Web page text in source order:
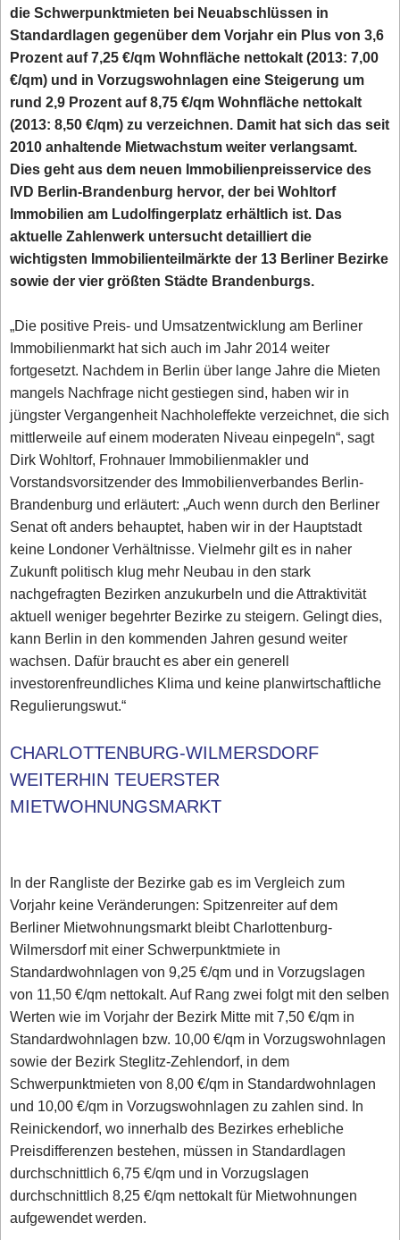
die Schwerpunktmieten bei Neuabschlüssen in
Standardlagen gegenüber dem Vorjahr ein Plus von 3,6
Prozent auf 7,25 €/qm Wohnfläche nettokalt (2013: 7,00
€/qm) und in Vorzugswohnlagen eine Steigerung um
rund 2,9 Prozent auf 8,75 €/qm Wohnfläche nettokalt
(2013: 8,50 €/qm) zu verzeichnen. Damit hat sich das seit
2010 anhaltende Mietwachstum weiter verlangsamt.
Dies geht aus dem neuen Immobilienpreisservice des
IVD Berlin-Brandenburg hervor, der bei Wohltorf
Immobilien am Ludolfingerplatz erhältlich ist. Das
aktuelle Zahlenwerk untersucht detailliert die
wichtigsten Immobilienteilmärkte der 13 Berliner Bezirke
sowie der vier größten Städte Brandenburgs.
„Die positive Preis- und Umsatzentwicklung am Berliner
Immobilienmarkt hat sich auch im Jahr 2014 weiter
fortgesetzt. Nachdem in Berlin über lange Jahre die Mieten
mangels Nachfrage nicht gestiegen sind, haben wir in
jüngster Vergangenheit Nachholeffekte verzeichnet, die sich
mittlerweile auf einem moderaten Niveau einpegeln“, sagt
Dirk Wohltorf, Frohnauer Immobilienmakler und
Vorstandsvorsitzender des Immobilienverbandes Berlin-
Brandenburg und erläutert: „Auch wenn durch den Berliner
Senat oft anders behauptet, haben wir in der Hauptstadt
keine Londoner Verhältnisse. Vielmehr gilt es in naher
Zukunft politisch klug mehr Neubau in den stark
nachgefragten Bezirken anzukurbeln und die Attraktivität
aktuell weniger begehrter Bezirke zu steigern. Gelingt dies,
kann Berlin in den kommenden Jahren gesund weiter
wachsen. Dafür braucht es aber ein generell
investorenfreundliches Klima und keine planwirtschaftliche
Regulierungswut.“
CHARLOTTENBURG-WILMERSDORF
WEITERHIN TEUERSTER
MIETWOHNUNGSMARKT
In der Rangliste der Bezirke gab es im Vergleich zum
Vorjahr keine Veränderungen: Spitzenreiter auf dem
Berliner Mietwohnungsmarkt bleibt Charlottenburg-
Wilmersdorf mit einer Schwerpunktmiete in
Standardwohnlagen von 9,25 €/qm und in Vorzugslagen
von 11,50 €/qm nettokalt. Auf Rang zwei folgt mit den selben
Werten wie im Vorjahr der Bezirk Mitte mit 7,50 €/qm in
Standardwohnlagen bzw. 10,00 €/qm in Vorzugswohnlagen
sowie der Bezirk Steglitz-Zehlendorf, in dem
Schwerpunktmieten von 8,00 €/qm in Standardwohnlagen
und 10,00 €/qm in Vorzugswohnlagen zu zahlen sind. In
Reinickendorf, wo innerhalb des Bezirkes erhebliche
Preisdifferenzen bestehen, müssen in Standardlagen
durchschnittlich 6,75 €/qm und in Vorzugslagen
durchschnittlich 8,25 €/qm nettokalt für Mietwohnungen
aufgewendet werden.